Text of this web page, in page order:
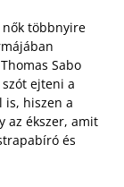
nők többnyire
Sabo
ejteni a
is, hiszen a
az ékszer, amit
és